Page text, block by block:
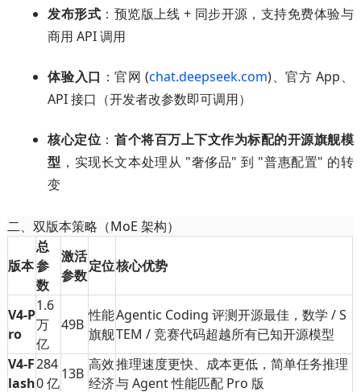
发布形式 ：预览版上线 + 同步开源，支持免费体验与
商用 API 调用
体验入口 ：官网 (chat.deepseek.com)、官方 App、
API 接口（开发者改参数即可调用）
核心定位 ： 首个将百万上下文作为标配的开源旗舰模
型 ，实现长文本处理从 "奢侈品" 到 "普惠配置" 的转
变
二、双版本策略（MoE 架构）
版本
总
参
数
激活
参数
定位核心优势
V4-P
ro
1.6
万
亿
49B
性能
旗舰
Agentic Coding 评测开源最佳，数学 / S
TEM / 竞赛代码超越所有已知开源模型
V4-F
lash
284
0 亿
13B
高效
经济
推理速度更快、成本更低，简单任务推理
与 Agent 性能匹配 Pro 版